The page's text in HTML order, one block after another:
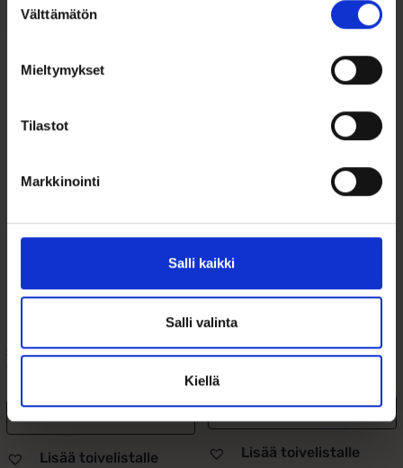
valinta
Välttämätön
Mieltymykset
Tilastot
Markkinointi
Salli kaikki
Salli valinta
Kiellä
Kultaiset
Zirkoniaki...
Siron kokoiset 14K kultaiset
Lisää ostoskoriin
Lisää toivelistalle
Kultaiset
sydänkorvakorut
timantilla
295,00
Kultaiset sydänkorvakorut
timanteilla. Elegantit 14K
kultakorut...
Lisää ostoskoriin
Lisää toivelistalle